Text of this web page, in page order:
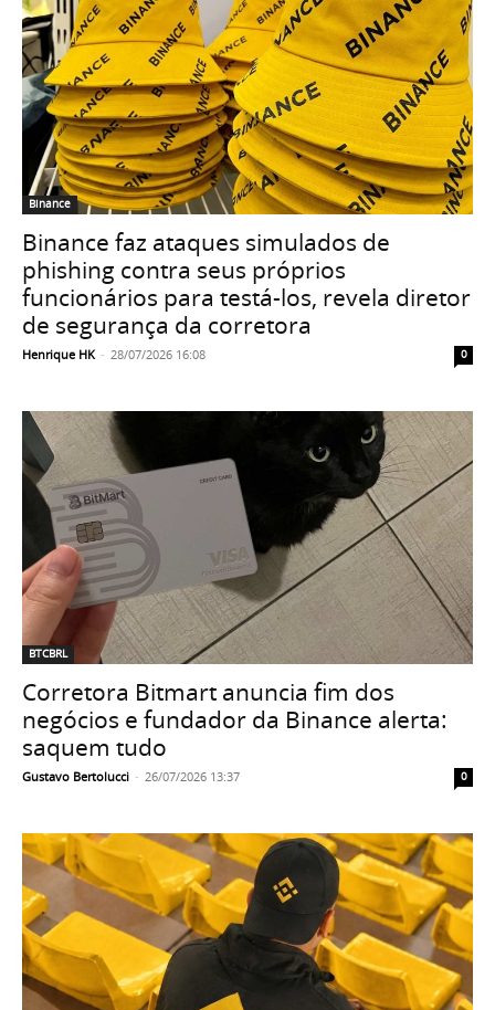
Binance
Binance faz ataques simulados de
phishing contra seus próprios
funcionários para testá-los, revela diretor
de segurança da corretora
Henrique HK - 28/07/2026 16:08 0
BTCBRL
Corretora Bitmart anuncia fim dos
negócios e fundador da Binance alerta:
saquem tudo
Gustavo Bertolucci - 26/07/2026 13:37 0